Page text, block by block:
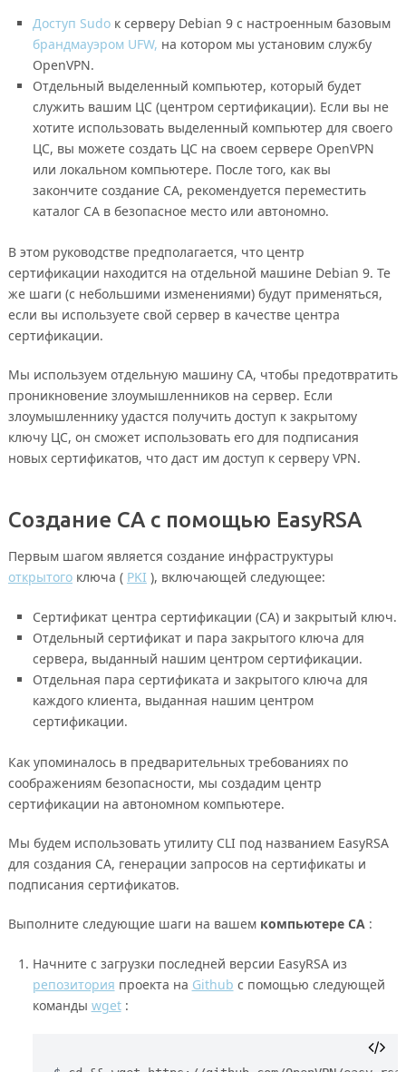
Доступ Sudoк серверу Debian 9 с настроенным базовым
брандмауэром UFW, на котором мы установим службу
OpenVPN.
Отдельный выделенный компьютер, который будет
служить вашим ЦС (центром сертификации). Если вы не
хотите использовать выделенный компьютер для своего
ЦС, вы можете создать ЦС на своем сервере OpenVPN
или локальном компьютере. После того, как вы
закончите создание CA, рекомендуется переместить
каталог CA в безопасное место или автономно.
В этом руководстве предполагается, что центр
сертификации находится на отдельной машине Debian 9. Те
же шаги (с небольшими изменениями) будут применяться,
если вы используете свой сервер в качестве центра
сертификации.
Мы используем отдельную машину CA, чтобы предотвратить
проникновение злоумышленников на сервер. Если
злоумышленнику удастся получить доступ к закрытому
ключу ЦС, он сможет использовать его для подписания
новых сертификатов, что даст им доступ к серверу VPN.
Создание CA с помощью EasyRSA
Первым шагом является создание инфраструктуры
открытогоключа ( PKI ), включающей следующее:
Сертификат центра сертификации (CA) и закрытый ключ.
Отдельный сертификат и пара закрытого ключа для
сервера, выданный нашим центром сертификации.
Отдельная пара сертификата и закрытого ключа для
каждого клиента, выданная нашим центром
сертификации.
Как упоминалось в предварительных требованиях по
соображениям безопасности, мы создадим центр
сертификации на автономном компьютере.
Мы будем использовать утилиту CLI под названием EasyRSA
для создания CA, генерации запросов на сертификаты и
подписания сертификатов.
Выполните следующие шаги на вашем компьютере CA:
Начните с загрузки последней версии EasyRSA из
репозитория проекта на Github с помощью следующей
команды wget: